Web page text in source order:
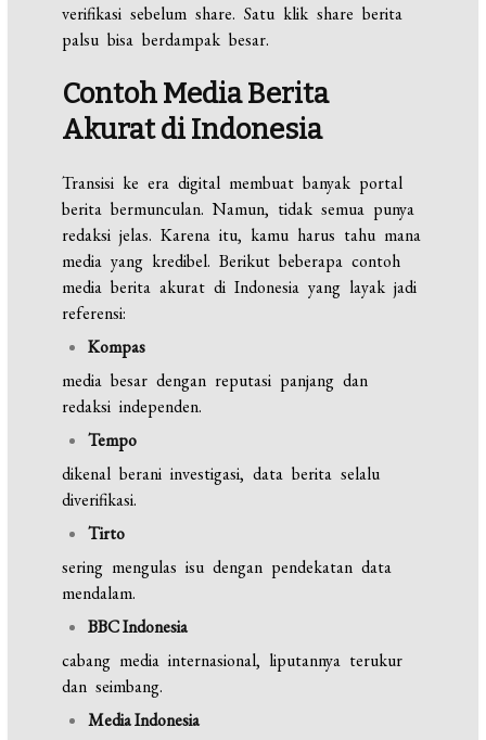
verifikasi sebelum share. Satu klik share berita
palsu bisa berdampak besar.
Contoh Media Berita
Akurat di Indonesia
Transisi ke era digital membuat banyak portal
berita bermunculan. Namun, tidak semua punya
redaksi jelas. Karena itu, kamu harus tahu mana
media yang kredibel. Berikut beberapa contoh
media berita akurat di Indonesia yang layak jadi
referensi:
Kompas
media besar dengan reputasi panjang dan
redaksi independen.
Tempo
dikenal berani investigasi, data berita selalu
diverifikasi.
Tirto
sering mengulas isu dengan pendekatan data
mendalam.
BBC Indonesia
cabang media internasional, liputannya terukur
dan seimbang.
Media Indonesia